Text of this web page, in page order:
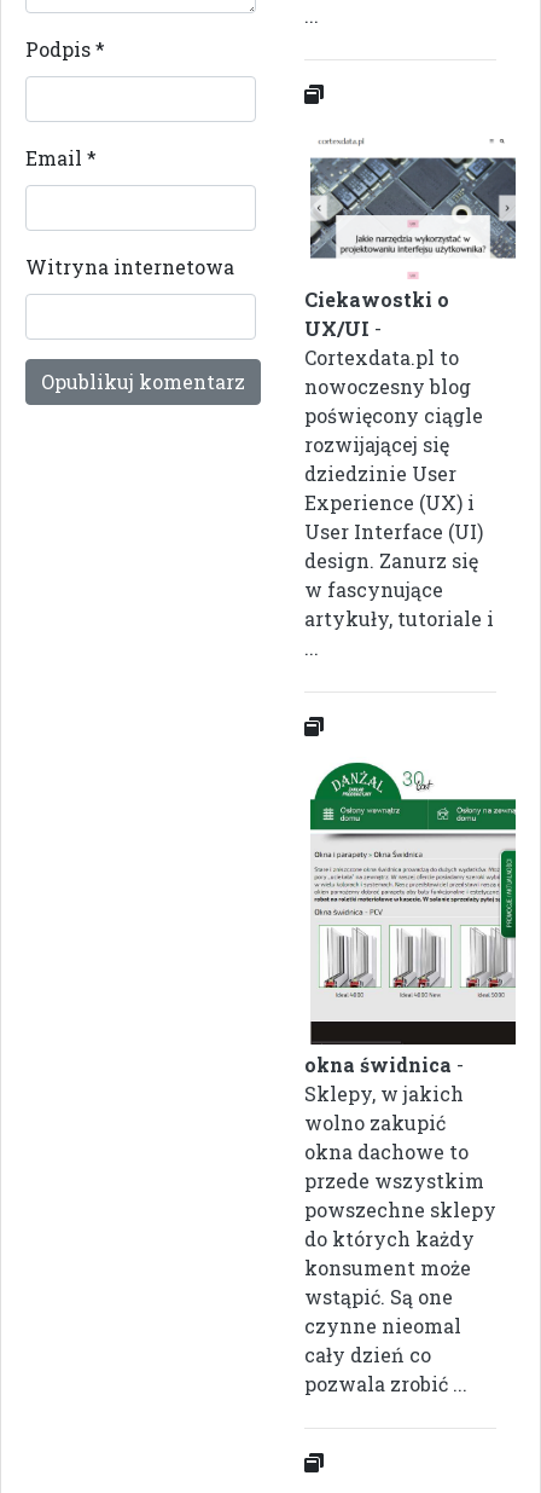
Podpis*
Email *
Witryna internetowa
...
Ciekawostki o
UX/UI -
Cortexdata.pl to
nowoczesny blog
poświęcony ciągle
rozwijającej się
dziedzinie User
Experience (UX) i
User Interface (UI)
design. Zanurz się
w fascynujące
artykuły, tutoriale i
...
okna świdnica -
Sklepy, w jakich
wolno zakupić
okna dachowe to
przede wszystkim
powszechne sklepy
do których każdy
konsument może
wstąpić. Są one
czynne nieomal
cały dzień co
pozwala zrobić ...